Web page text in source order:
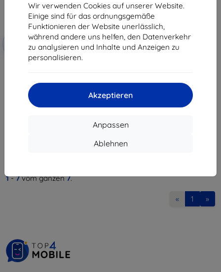
Wir verwenden Cookies auf unserer Website.
Einige sind für das ordnungsgemäße
Funktionieren der Website unerlässlich,
während andere uns helfen, den Datenverkehr
zu analysieren und Inhalte und Anzeigen zu
personalisieren.
Akzeptieren
Anpassen
Ablehnen
Rabatt
Gutschein
EXTRA10
10,90 €
Auf Lager > 5 Stk.
1-7vom ganzen7.
« 1 »